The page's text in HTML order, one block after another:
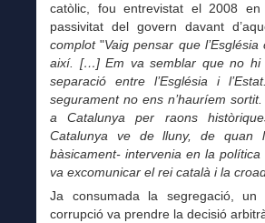
catòlic, fou entrevistat el 2008
passivitat del govern davant
complot"Vaig pensar que
així. […] Em va semblar que no hi
separació entre l’Església i
segurament no ens n’hauríem
a Catalunya per raons
Catalunya ve de lluny, de quan
bàsicament- intervenia en la
va excomunicar el rei català i la
Ja consumada la segregació,
corrupció va prendre la decisió